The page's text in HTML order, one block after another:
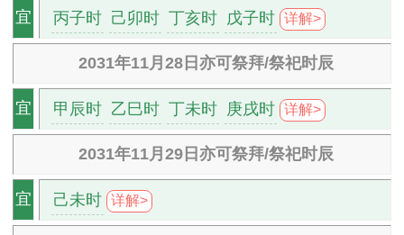
宜 丙子时 己卯时 丁亥时 戊子时 详解>
2031年11月28日亦可祭拜/祭祀时辰
宜 甲辰时 乙巳时 丁未时 庚戌时 详解>
2031年11月29日亦可祭拜/祭祀时辰
宜 己未时 详解>